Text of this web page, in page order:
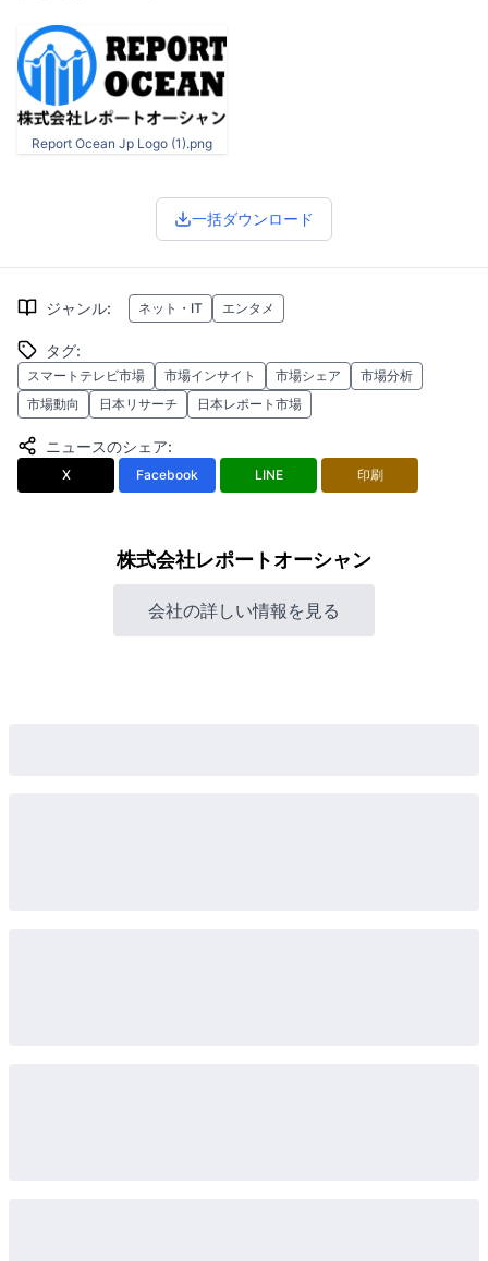
Report Ocean Jp Logo (1).png
一括ダウンロード
ジャンル: ネット・IT エンタメ
タグ:
スマートテレビ市場 市場インサイト 市場シェア
市場分析
市場動向
日本リサーチ 日本レポート市場
ニュースのシェア:
X Facebook LINE 印刷
株式会社レポートオーシャン
会社の詳しい情報を見る